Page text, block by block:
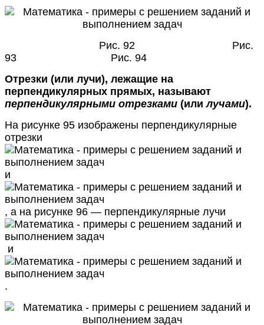
Рис. 92 Рис.
93 Рис. 94
Отрезки (или лучи), лежащие на
перпендикулярных прямых, называют
перпендикулярными отрезками (илилучами).
На рисунке 95 изображены перпендикулярные
отрезки
и
, а на рисунке 96 — перпендикулярные лучи
и
.